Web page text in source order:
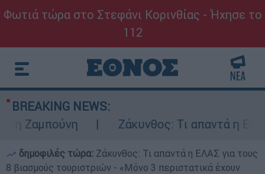
Φωτιά τώρα στο Στεφάνι Κορινθίας - Ήχησε το
112
BREAKING NEWS:
Ζάκυνθος: Τι απαντά η ΕΛΑΣ
δημοφιλές τώρα: Ζάκυνθος: Τι απαντά η ΕΛΑΣ για τους
8 βιασμούς τουριστριών - «Μόνο 3 περιστατικά έχουν